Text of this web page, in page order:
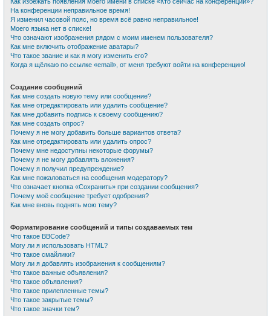
На конференции неправильное время!
Я изменил часовой пояс, но время всё равно неправильное!
Моего языка нет в списке!
Что означают изображения рядом с моим именем пользователя?
Как мне включить отображение аватары?
Что такое звание и как я могу изменить его?
Когда я щёлкаю по ссылке «email», от меня требуют войти на конференцию!
Создание сообщений
Как мне создать новую тему или сообщение?
Как мне отредактировать или удалить сообщение?
Как мне добавить подпись к своему сообщению?
Как мне создать опрос?
Почему я не могу добавить больше вариантов ответа?
Как мне отредактировать или удалить опрос?
Почему мне недоступны некоторые форумы?
Почему я не могу добавлять вложения?
Почему я получил предупреждение?
Как мне пожаловаться на сообщения модератору?
Что означает кнопка «Сохранить» при создании сообщения?
Почему моё сообщение требует одобрения?
Как мне вновь поднять мою тему?
Форматирование сообщений и типы создаваемых тем
Что такое BBCode?
Могу ли я использовать HTML?
Что такое смайлики?
Могу ли я добавлять изображения к сообщениям?
Что такое важные объявления?
Что такое объявления?
Что такое прилепленные темы?
Что такое закрытые темы?
Что такое значки тем?